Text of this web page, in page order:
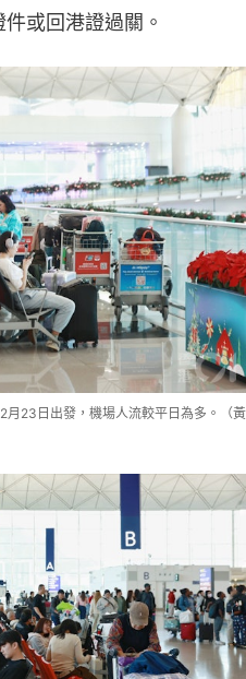
或回港證過關。
月23日出發，機場人流較平日為多。（黃